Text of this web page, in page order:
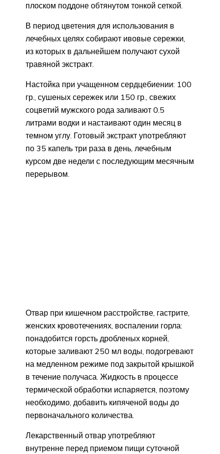
плоском поддоне обтянутом тонкой сеткой.
В период цветения для использования в
лечебных целях собирают ивовые сережки,
из которых в дальнейшем получают сухой
травяной экстракт.
Настойка при учащенном сердцебиении: 100
гр., сушеных сережек или 150 гр., свежих
соцветий мужского рода заливают 0.5
литрами водки и настаивают один месяц в
темном углу. Готовый экстракт употребляют
по 35 капель три раза в день, лечебным
курсом две недели с последующим месячным
перерывом.
Отвар при кишечном расстройстве, гастрите,
женских кровотечениях, воспалении горла:
понадобится горсть дробленых корней,
которые заливают 250 мл воды, подогревают
на медленном режиме под закрытой крышкой
в течение получаса. Жидкость в процессе
термической обработки испаряется, поэтому
необходимо, добавить кипяченой воды до
первоначального количества.
Лекарственный отвар употребляют
внутренне перед приемом пищи суточной